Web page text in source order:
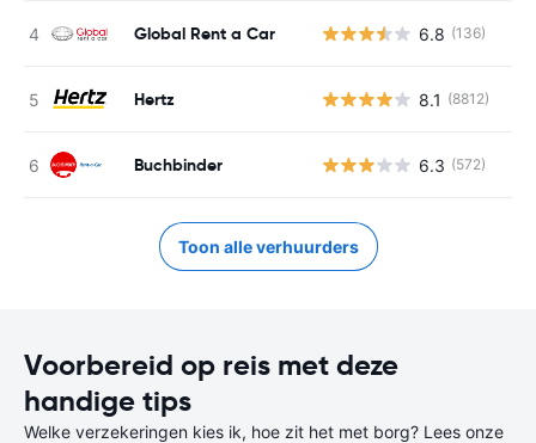
Global Rent a Car 6.8 (136)
Hertz 8.1 (8812)
Buchbinder 6.3 (572)
Toon alle verhuurders
Voorbereid op reis met deze
handige tips
Welke verzekeringen kies ik, hoe zit het met borg? Lees onze